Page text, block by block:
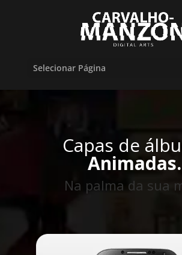
Selecionar Página
Capas de
Animadas.
Na palma da sua